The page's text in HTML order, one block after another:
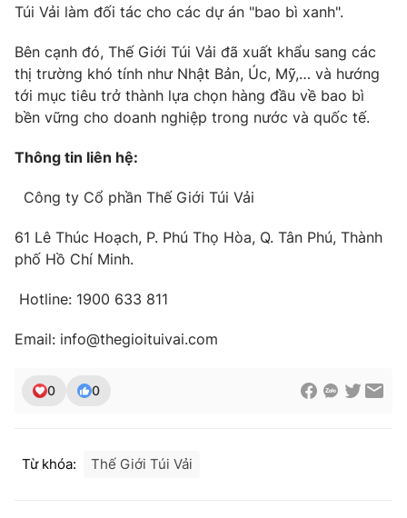
Túi Vải làm đối tác cho các dự án "bao bì xanh".
Bên cạnh đó, Thế Giới Túi Vải đã xuất khẩu sang các
thị trường khó tính như Nhật Bản, Úc, Mỹ,… và hướng
tới mục tiêu trở thành lựa chọn hàng đầu về bao bì
bền vững cho doanh nghiệp trong nước và quốc tế.
Thông tin liên hệ:
Công ty Cổ phần Thế Giới Túi Vải
61 Lê Thúc Hoạch, P. Phú Thọ Hòa, Q. Tân Phú, Thành
phố Hồ Chí Minh.
Hotline: 1900 633 811
Email: info@thegioituivai.com
0 0
Từ khóa: Thế Giới Túi Vải